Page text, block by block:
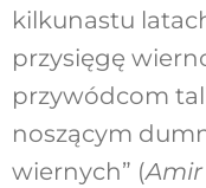
kilkunastu
przysięgę
przywódcom
noszącym
wiernych” (